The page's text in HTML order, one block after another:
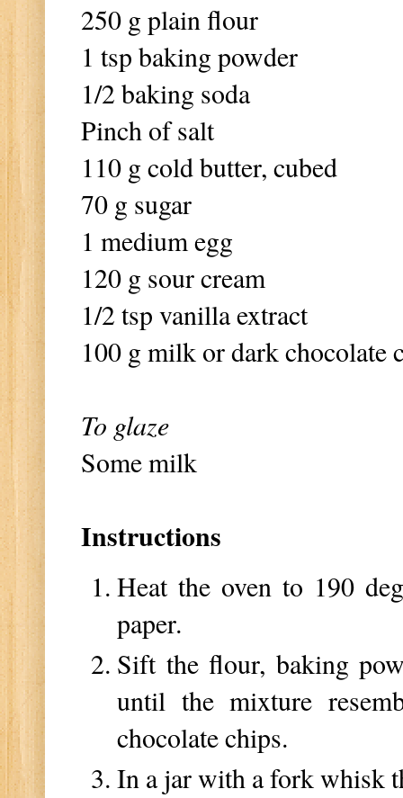
250 g plain flour
1 tsp baking powder
1/2 baking soda
Pinch of salt
110 g cold butter, cubed
70 g sugar
1 medium egg
120 g sour cream
1/2 tsp vanilla extract
100 g milk or dark chocolate
To glaze
Some milk
Instructions
Heat the oven to 190
paper.
Sift the flour, baking
until the mixture
chocolate chips.
In a jar with a fork whisk